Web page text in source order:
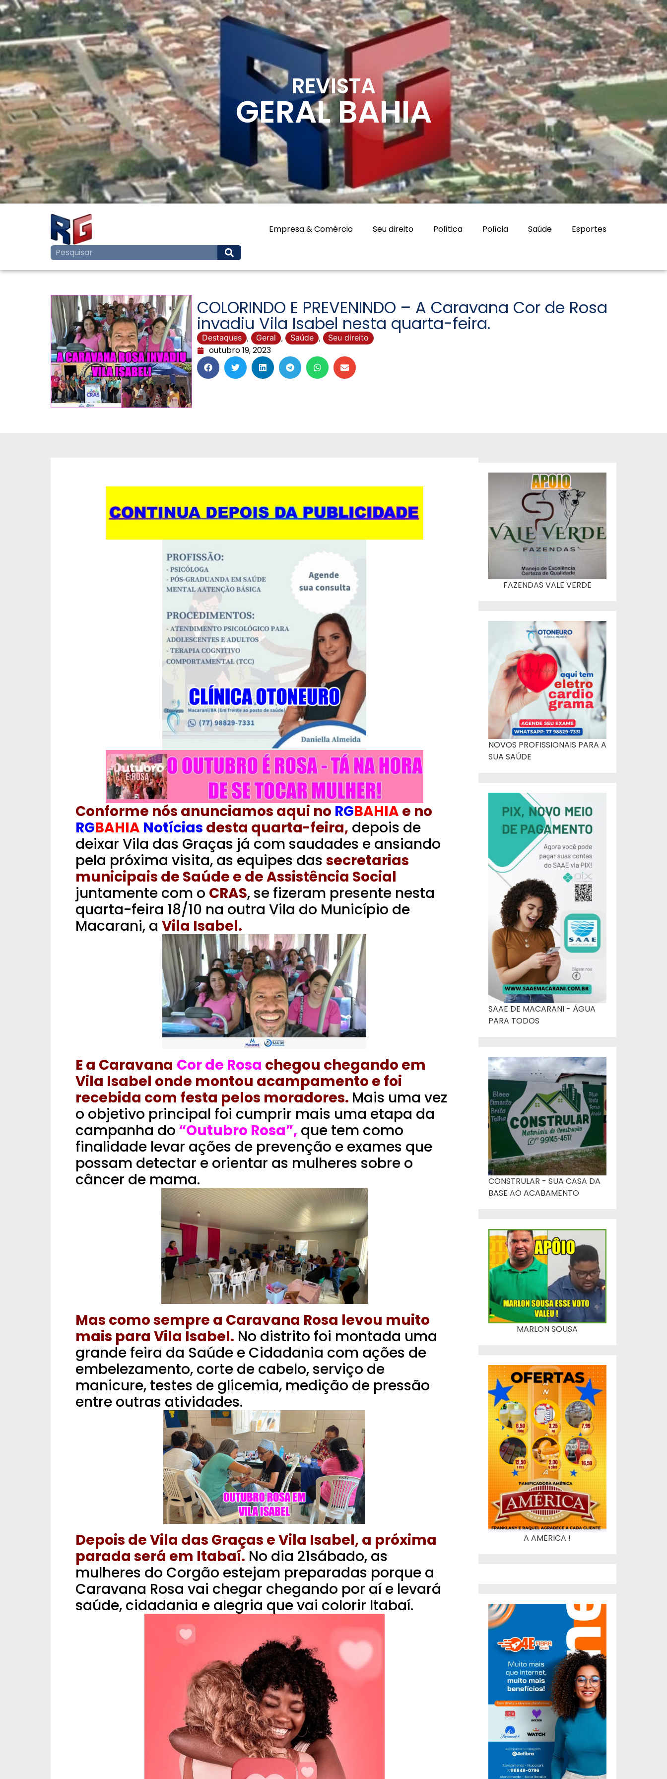
REVISTA
GERAL BAHIA
Empresa & Comércio Seu direito Política Polícia Saúde Esportes
COLORINDO E PREVENINDO – A Caravana Cor de Rosa
invadiu Vila Isabel nesta quarta-feira.
Destaques , Geral , Saúde , Seu direito
outubro 19, 2023
Conforme nós anunciamos aqui no RGBAHIA e no
RGBAHIA Notícias desta quarta-feira, depois de
deixar Vila das Graças já com saudades e ansiando
pela próxima visita, as equipes das secretarias
municipais de Saúde e de Assistência Social
juntamente com o CRAS, se fizeram presente nesta
quarta-feira 18/10 na outra Vila do Município de
Macarani, a Vila Isabel.
E a Caravana Cor de Rosa chegou chegando em
Vila Isabel onde montou acampamento e foi
recebida com festa pelos moradores. Mais uma vez
o objetivo principal foi cumprir mais uma etapa da
campanha do “Outubro Rosa”, que tem como
finalidade levar ações de prevenção e exames que
possam detectar e orientar as mulheres sobre o
câncer de mama.
Mas como sempre a Caravana Rosa levou muito
mais para Vila Isabel. No distrito foi montada uma
grande feira da Saúde e Cidadania com ações de
embelezamento, corte de cabelo, serviço de
manicure, testes de glicemia, medição de pressão
entre outras atividades.
Depois de Vila das Graças e Vila Isabel, a próxima
parada será em Itabaí. No dia 21sábado, as
mulheres do Corgão estejam preparadas porque a
Caravana Rosa vai chegar chegando por aí e levará
saúde, cidadania e alegria que vai colorir Itabaí.
FAZENDAS VALE VERDE
NOVOS PROFISSIONAIS PARA A
SUA SAÚDE
SAAE DE MACARANI - ÁGUA
PARA TODOS
CONSTRULAR - SUA CASA DA
BASE AO ACABAMENTO
MARLON SOUSA
A AMERICA !